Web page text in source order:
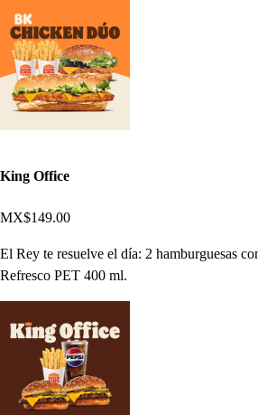
King Office
MX$149.00
El Rey te resuelve el día: 2 hamburguesas
Refresco PET 400 ml.